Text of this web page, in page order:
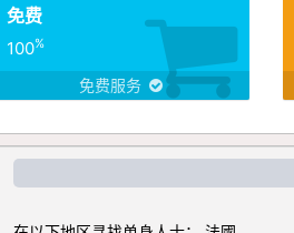
免费
100%
免费服务